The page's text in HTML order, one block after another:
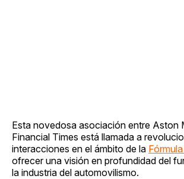
Esta novedosa asociación entre Aston
Financial Times está llamada a
interacciones en el ámbito de la Fórmula
ofrecer una visión en profundidad del
la industria del automovilismo.